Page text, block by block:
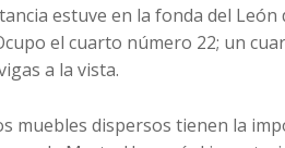
estuve en la fonda del León
el cuarto número 22; un
a la vista.
muebles dispersos tienen la